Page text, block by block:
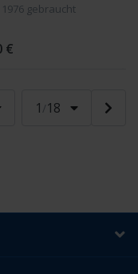
gebraucht
€
1 /18